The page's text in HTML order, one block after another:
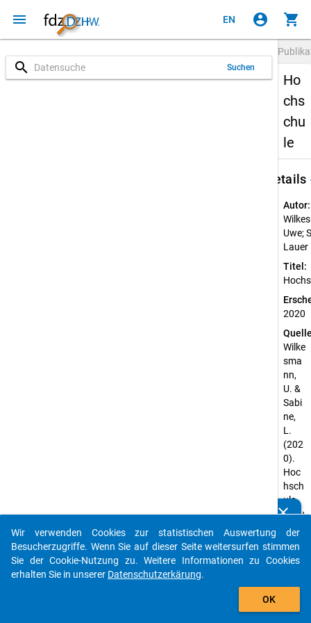
menu EN account_circle shopping_cart
search Suchen
Ho
chs
chu
le
Details
Uwe;
Lauer
Titel:
2020
Wilke
sma
nn,
U. &
Sabi
ne,
L.
(202
0).
Hoc
hsch
ule.
Bildu
ngsb
t
164-
clear
Kennen Sie Publikationen, die auf Basis unserer
Datenpakete entstanden sind? Dann teilen Sie uns diese
bitte mit...
auto_stories
Wir verwenden Cookies zur statistischen Auswertung der
Besucherzugriffe. Wenn Sie auf dieser Seite weitersurfen stimmen
Sie der Cookie-Nutzung zu. Weitere Informationen zu Cookies
erhalten Sie in unserer Datenschutzerkärung.
OK